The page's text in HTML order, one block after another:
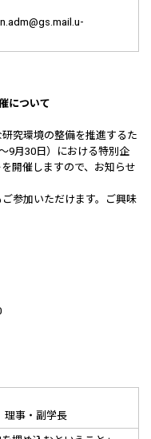
について
究環境の整備を推進するた
9月30日）における特別企
開催しますので、お知らせ
参加いただけます。ご興味
事・副学長